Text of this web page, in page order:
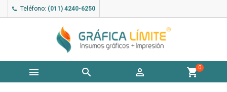
Teléfono: (011) 4240-6250
   shopping_cart0